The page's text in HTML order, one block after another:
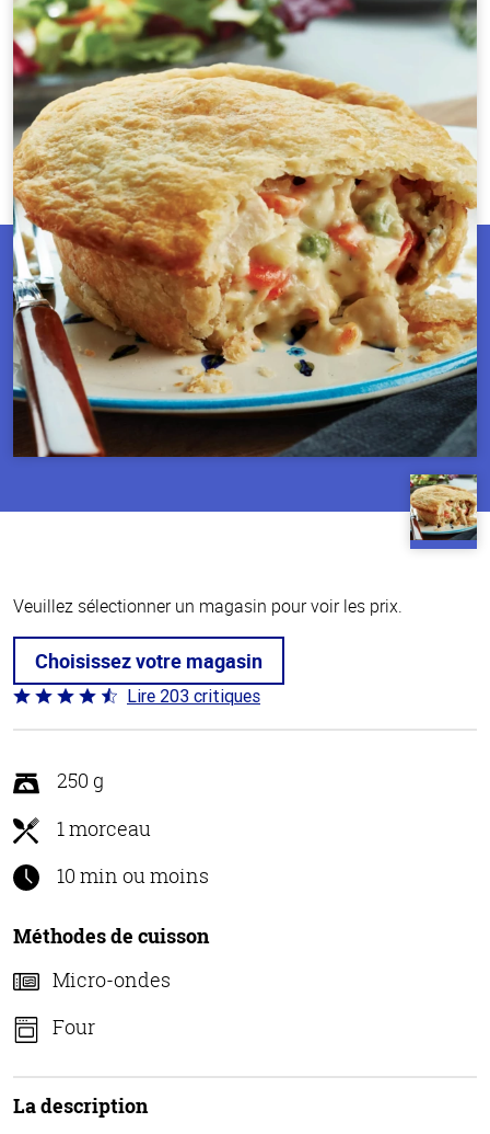
Veuillez sélectionner un magasin pour voir les prix.
Choisissez votre magasin
Coté
4.3 sur
Lire 203 critiques
250 g
1 morceau
10 min ou moins
Méthodes de cuisson
Micro-ondes
Four
La description